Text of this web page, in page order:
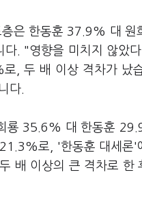
은 한동훈 37.9% 대
다. "영향을 미치지 않았
, 두 배 이상 격차가 났
다.
룡 35.6% 대 한동훈
로, '한동훈 대세론'
이상의 큰 격차로 한